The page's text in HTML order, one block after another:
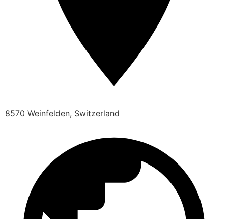
8570 Weinfelden, Switzerland